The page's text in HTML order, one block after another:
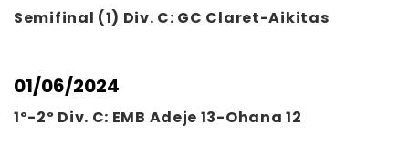
Semifinal (1) Div. C: GC Claret-Aikitas
01/06/2024
1º-2º Div. C: EMB Adeje 13-Ohana 12